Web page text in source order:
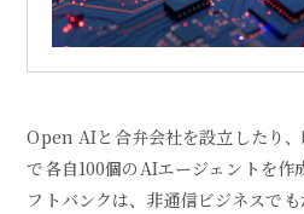
Open AIと合弁会社を設立したり
で各自100個のAIエージェントを作
フトバンクは、非通信ビジネスで